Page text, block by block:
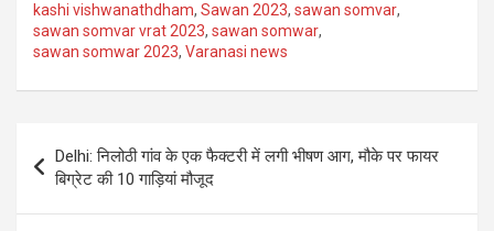
kashi vishwanathdham, Sawan 2023, sawan somvar,
sawan somvar vrat 2023, sawan somwar,
sawan somwar 2023, Varanasi news
navigation
Delhi: निलोठी गांव के एक फैक्टरी में लगी भीषण आग, मौके पर फायर
बिग्रेट की 10 गाड़ियां मौजूद